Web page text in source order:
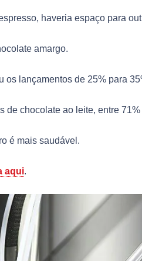
haveria espaço para
amargo.
os lançamentos de 25% para
de chocolate ao leite, entre 71%
é mais saudável.
aqui.